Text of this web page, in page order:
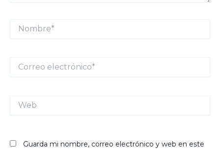
Nombre*
electrónico*
Guarda mi nombre, correo electrónico y web en este